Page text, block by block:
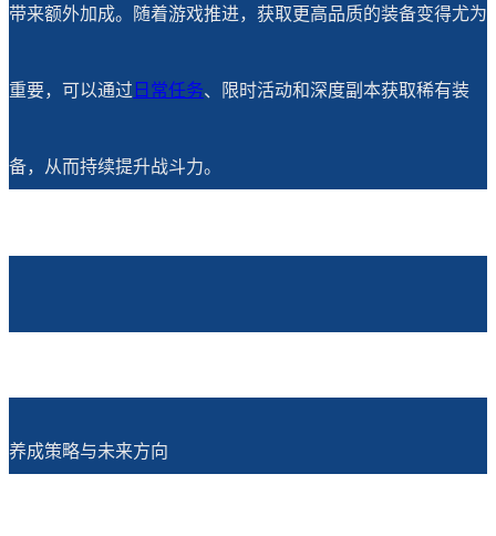
带来额外加成。随着游戏推进，获取更高品质的装备变得尤为
重要，可以通过 日常任务、限时活动和深度副本获取稀有装
备，从而持续提升战斗力。
养成策略与未来方向